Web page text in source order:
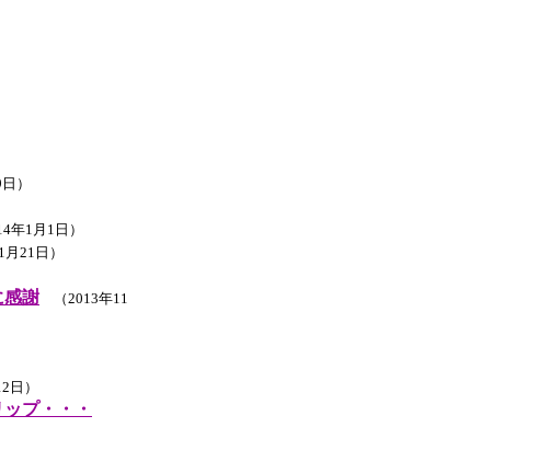
）
年1月1日）
21日）
感謝（2013年11
）
プ・・・